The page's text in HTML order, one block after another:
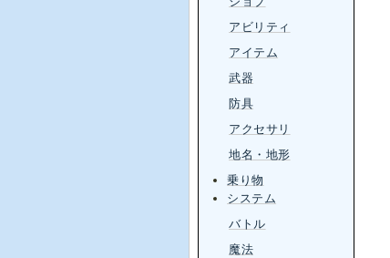
アビリティ
アイテム
武器
防具
アクセサリ
地名・地形
乗り物
システム
バトル
魔法